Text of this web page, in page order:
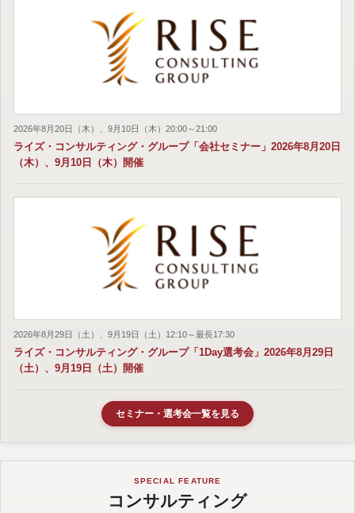
2026年8月20日（木）、9月10日（木）20:00～21:00
ライズ・コンサルティング・グループ「会社セミナー」2026年8月20日
（木）、9月10日（木）開催
2026年8月29日（土）、9月19日（土）12:10～最長17:30
ライズ・コンサルティング・グループ「1Day選考会」2026年8月29日
（土）、9月19日（土）開催
セミナー・選考会一覧を見る
SPECIAL FEATURE
コンサルティング